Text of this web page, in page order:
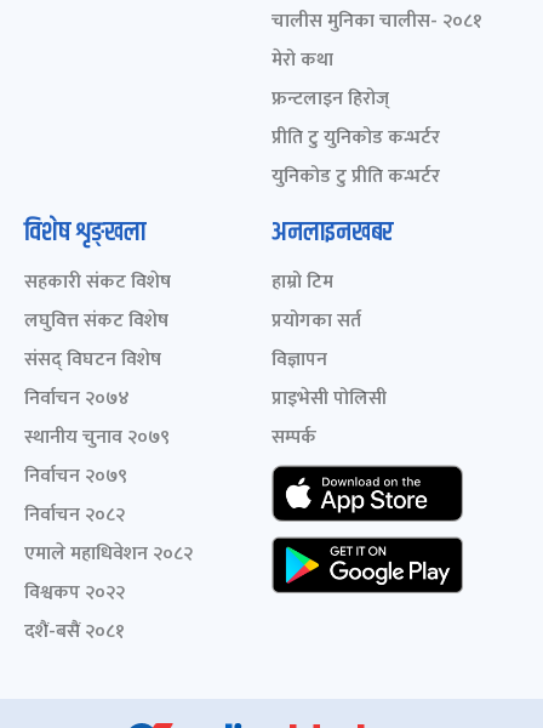
चालीस मुनिका चालीस- २०८१
मेरो कथा
फ्रन्टलाइन हिरोज्
प्रीति टु युनिकोड कन्भर्टर
युनिकोड टु प्रीति कन्भर्टर
विशेष शृङ्खला
सहकारी संकट विशेष
लघुवित्त संकट विशेष
संसद् विघटन विशेष
निर्वाचन २०७४
स्थानीय चुनाव २०७९
निर्वाचन २०७९
निर्वाचन २०८२
एमाले महाधिवेशन २०८२
विश्वकप २०२२
दशैं-बसैं २०८१
अनलाइनखबर
हाम्रो टिम
प्रयोगका सर्त
विज्ञापन
प्राइभेसी पोलिसी
सम्पर्क